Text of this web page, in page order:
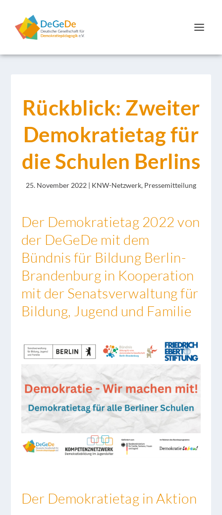
Rückblick: Zweiter
Demokratietag für
die Schulen Berlins
25. November 2022 | KNW-Netzwerk, Pressemitteilung
Der Demokratietag 2022 von
der DeGeDe mit dem
Bündnis für Bildung Berlin-
Brandenburg in Kooperation
mit der Senatsverwaltung für
Bildung, Jugend und Familie
Der Demokratietag in Aktion